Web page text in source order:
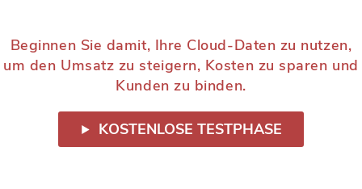
Beginnen Sie damit, Ihre Cloud-Daten zu nutzen,
um den Umsatz zu steigern, Kosten zu sparen und
Kunden zu binden.
KOSTENLOSE TESTPHASE